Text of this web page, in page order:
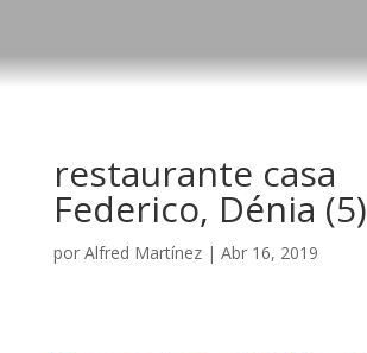
restaurante casa
Federico, Dénia (5)
por Alfred Martínez| Abr 16, 2019